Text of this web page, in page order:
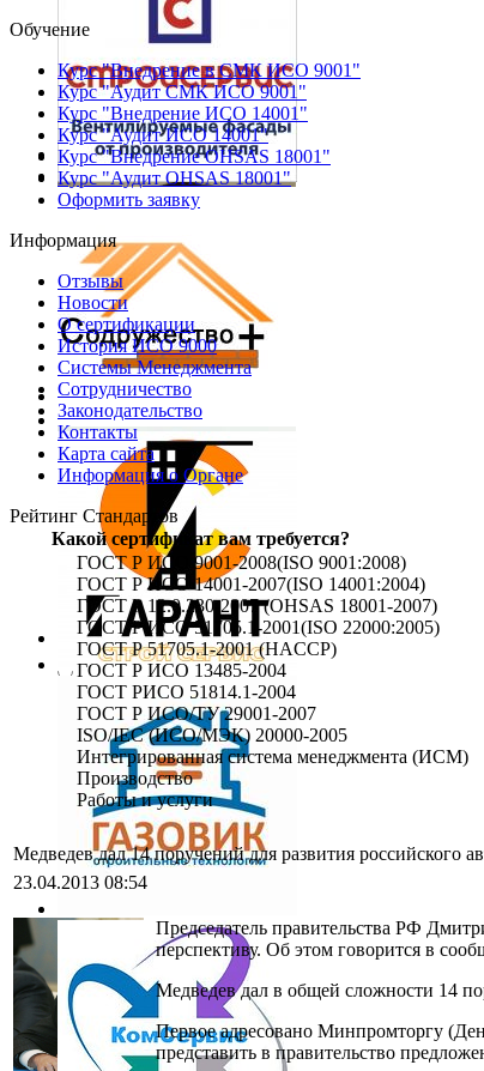
Обучение
Курс "Внедрение в СМК ИСО 9001"
Курс "Аудит СМК ИСО 9001"
Курс "Внедрение ИСО 14001"
Курс "Аудит ИСО 14001"
Курс "Внедрение OHSAS 18001"
Курс "Аудит OHSAS 18001"
Оформить заявку
Информация
Отзывы
Новости
О сертификации
История ИСО 9000
Системы Менеджмента
Сотрудничество
Законодательство
Контакты
Карта сайта
Информация о Органе
Рейтинг Стандартов
Какой сертификат вам требуется?
ГОСТ Р ИСО 9001-2008(ISO 9001:2008)
ГОСТ Р ИСО 14001-2007(ISO 14001:2004)
ГОСТ Р 12.0.230-2007 (OHSAS 18001-2007)
ГОСТ Р ИСО 51705.1-2001(ISO 22000:2005)
ГОСТ Р 51705.1-2001 (HACCP)
ГОСТ Р ИСО 13485-2004
ГОСТ РИСО 51814.1-2004
ГОСТ Р ИСО/ТУ 29001-2007
ISO/IEC (ИСО/МЭК) 20000-2005
Интегрированная система менеджмента (ИСМ)
Производство
Работы и услуги
Медведев дал 14 поручений для развития российского
23.04.2013 08:54
Председатель правительства РФ
перспективу. Об этом говорится в
Медведев дал в общей сложности 14
Первое адресовано Минпромторгу
представить в правительство